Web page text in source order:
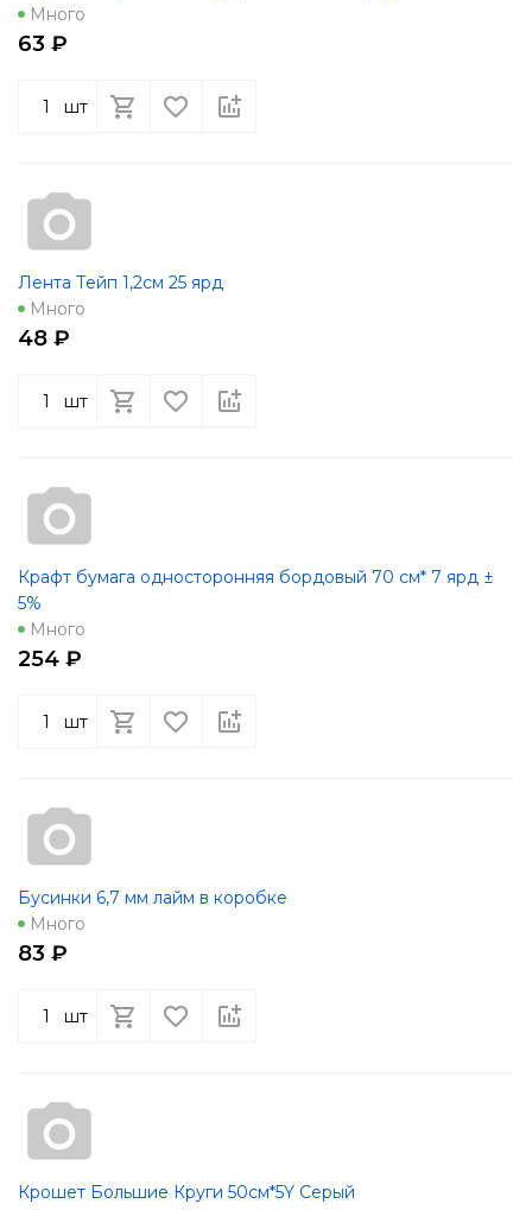
Много
63 ₽
шт
Лента Тейп 1,2см 25 ярд
Много
48 ₽
шт
Крафт бумага односторонняя бордовый 70 см* 7 ярд ±
5%
Много
254 ₽
шт
Бусинки 6,7 мм лайм в коробке
Много
83 ₽
шт
Крошет Большие Круги 50см*5Y Серый